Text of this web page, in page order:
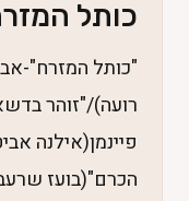
כותל
"כותל המזרח"-
רועה)/"זוהר
פיינמן(אילנה
הכרם"(בועז